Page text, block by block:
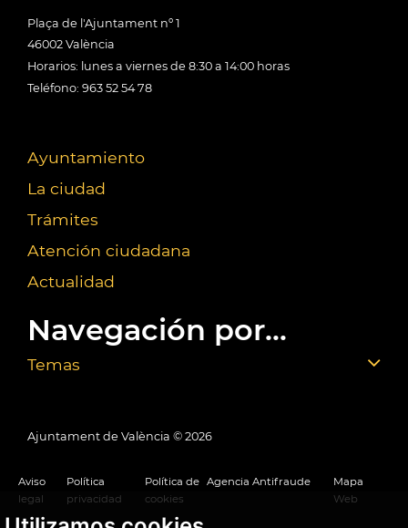
Plaça de l'Ajuntament nº 1
46002 València
Horarios: lunes a viernes de 8:30 a 14:00 horas
Teléfono: 963 52 54 78
Ayuntamiento
La ciudad
Trámites
Atención ciudadana
Actualidad
Navegación por...
Temas
Ajuntament de València © 2026
Aviso
legal
Política
privacidad
Política de
cookies
Agencia Antifraude
Mapa
Web